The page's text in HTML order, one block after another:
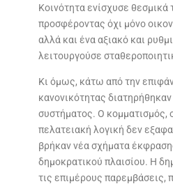
Κοινότητα ενίσχυσε θεσμικά
προσφέροντας όχι μόνο
αλλά και ένα αξιακό και
λειτουργούσε
Κι όμως, κάτω από την
κανονικότητας
συστήματος. Ο κομματισμός,
πελατειακή λογική δεν
βρήκαν νέα σχήματα
δημοκρατικού πλαισίου. Η
τις επιμέρους παρεμβάσεις,